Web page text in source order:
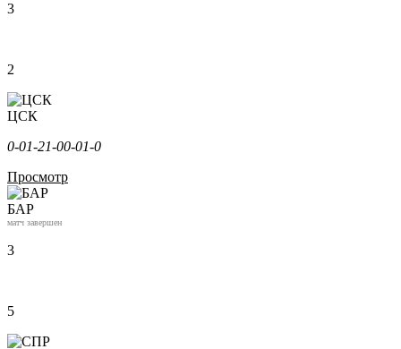
3
2
ЦСК
0-01-21-00-01-0
Просмотр
БАР
матч завершен
3
5